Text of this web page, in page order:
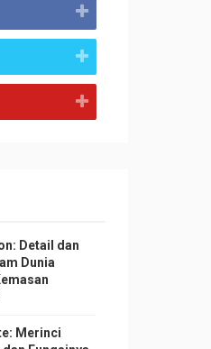
Detail dan
Dunia
Merinci